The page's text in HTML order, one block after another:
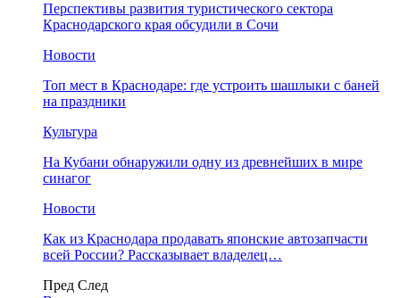
Перспективы развития туристического сектора
Краснодарского края обсудили в Сочи
Новости
Топ мест в Краснодаре: где устроить шашлыки с баней
на праздники
Культура
На Кубани обнаружили одну из древнейших в мире
синагог
Новости
Как из Краснодара продавать японские автозапчасти
всей России? Рассказывает владелец…
Пред След